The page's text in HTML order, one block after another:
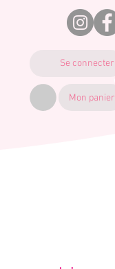
Se connecter
Mon panier